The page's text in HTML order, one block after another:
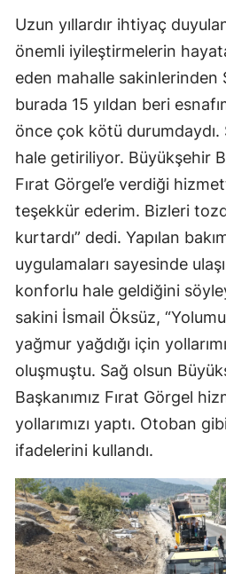
Uzun yıllardır ihtiyaç
önemli iyileştirmelerin
eden mahalle sakinlerinden
burada 15 yıldan beri
önce çok kötü
hale getiriliyor. Büyükşehir
Fırat Görgel’e verdiği
teşekkür ederim. Bizleri
kurtardı” dedi. Yapılan
uygulamaları sayesinde
konforlu hale geldiğini
sakini İsmail Öksüz,
yağmur yağdığı için
oluşmuştu. Sağ olsun
Başkanımız Fırat Görgel
yollarımızı yaptı. Otoban
ifadelerini kullandı.